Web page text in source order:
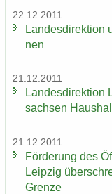
22.12.2011
Lan­des­di­rek­ti­on
nen
21.12.2011
Lan­des­di­rek­ti­on
sach­sen
21.12.2011
För­de­rung des
Leip­zig
Grenze